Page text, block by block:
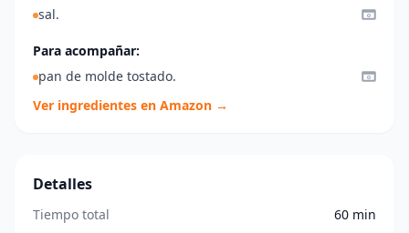
sal.
Para acompañar:
pan de molde tostado.
Ver ingredientes en Amazon →
Detalles
Tiempo total
60 min